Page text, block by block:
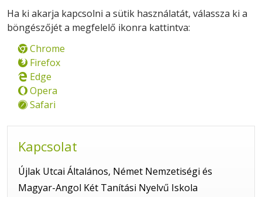
Ha ki akarja kapcsolni a sütik használatát, válassza ki a
böngészőjét a megfelelő ikonra kattintva:
Chrome
Firefox
Edge
Opera
Safari
Kapcsolat
Újlak Utcai Általános, Német Nemzetiségi és
Magyar-Angol Két Tanítási Nyelvű Iskola